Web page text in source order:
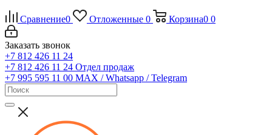
Сравнение0 Отложенные 0 Корзина0 0
Заказать звонок
+7 812 426 11 24
+7 812 426 11 24 Отдел продаж
+7 995 595 11 00 MAX / Whatsapp / Telegram